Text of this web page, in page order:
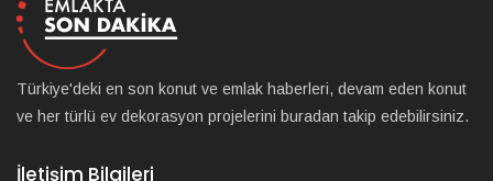
Türkiye'deki en son konut ve emlak haberleri, devam eden konut
ve her türlü ev dekorasyon projelerini buradan takip edebilirsiniz.
İletişim Bilgileri